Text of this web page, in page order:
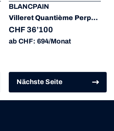
BLANCPAIN
Villeret Quantième Perpétuel Phases de Lune
CHF 36’100
ab CHF: 694/Monat
Nächste Seite